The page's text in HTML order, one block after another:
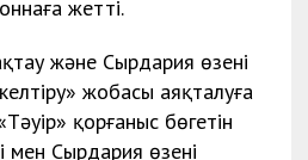
жетті.
және Сырдария өзені
жобасы аяқталуға
қорғаныс бөгетін
мен Сырдария өзені